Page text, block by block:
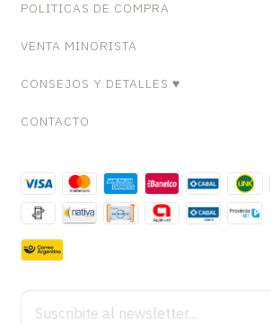
POLITICAS DE COMPRA
VENTA MINORISTA
CONSEJOS Y DETALLES ♥
CONTACTO